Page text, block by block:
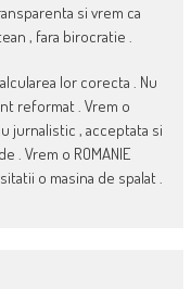
si vrem ca
, fara birocratie .
lor corecta . Nu
reformat . Vrem o
jurnalistic , acceptata si
. Vrem o ROMANIE
o masina de spalat .